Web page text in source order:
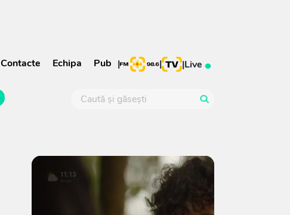
Contacte Echipa Pub | | |Live